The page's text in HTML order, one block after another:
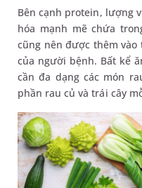
Bên cạnh protein, lượng
hóa mạnh mẽ chứa
cũng nên được thêm
của người bệnh. Bất kể
cần đa dạng các món
phần rau củ và trái cây